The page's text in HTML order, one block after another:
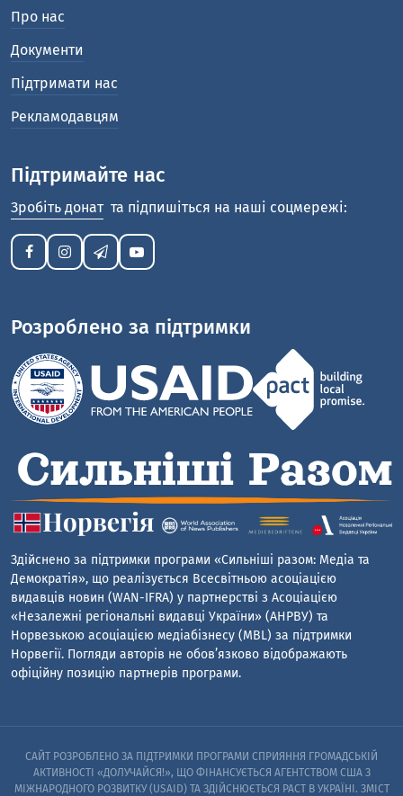
Про нас
Документи
Підтримати нас
Рекламодавцям
Підтримайте нас
Зробіть донат та підпишіться на наші соцмережі:
Розроблено за підтримки
Здійснено за підтримки програми «Сильніші разом: Медіа та
Демократія», що реалізується Всесвітньою асоціацією
видавців новин (WAN-IFRA) у партнерстві з Асоціацією
«Незалежні регіональні видавці України» (АНРВУ) та
Норвезькою асоціацією медіабізнесу (MBL) за підтримки
Норвегії. Погляди авторів не обов’язково відображають
офіційну позицію партнерів програми.
САЙТ РОЗРОБЛЕНО ЗА ПІДТРИМКИ ПРОГРАМИ СПРИЯННЯ ГРОМАДСЬКІЙ
АКТИВНОСТІ «ДОЛУЧАЙСЯ!», ЩО ФІНАНСУЄТЬСЯ АГЕНТСТВОМ США З
МІЖНАРОДНОГО РОЗВИТКУ (USAID) ТА ЗДІЙСНЮЄТЬСЯ PACT В УКРАЇНІ. ЗМІСТ